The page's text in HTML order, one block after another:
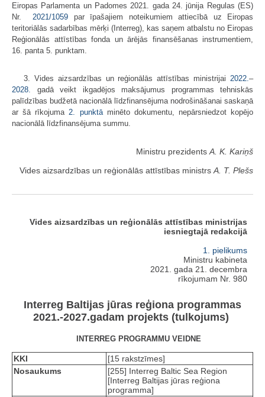
Eiropas Parlamenta un Padomes 2021. gada 24. jūnija Regulas (ES)
Nr. 2021/1059 par īpašajiem noteikumiem attiecībā uz Eiropas
teritoriālās sadarbības mērķi (Interreg), kas saņem atbalstu no Eiropas
Reģionālās attīstības fonda un ārējās finansēšanas instrumentiem,
16. panta 5. punktam.
3. Vides aizsardzības un reģionālās attīstības ministrijai 2022. –
2028.
gadā veikt ikgadējos maksājumus programmas tehniskās
palīdzības budžetā nacionālā līdzfinansējuma nodrošināšanai saskaņā
ar šā rīkojuma 2. punktāminēto dokumentu, nepārsniedzot kopējo
nacionālā līdzfinansējuma summu.
Ministru prezidents A. K. Kariņš
Vides aizsardzības un reģionālās attīstības ministrs A. T. Plešs
Vides aizsardzības un reģionālās attīstības ministrijas
iesniegtajā redakcijā
1. pielikums
Ministru kabineta
2021. gada 21. decembra
rīkojumam Nr. 980
Interreg Baltijas jūras reģiona programmas
2021.-2027.gadam projekts (tulkojums)
INTERREG PROGRAMMU VEIDNE
KKI
[15 rakstzīmes]
Nosaukums
[255] Interreg Baltic Sea Region
[Interreg Baltijas jūras reģiona
programma]